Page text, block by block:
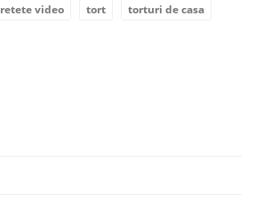
retete video tort
torturi de casa